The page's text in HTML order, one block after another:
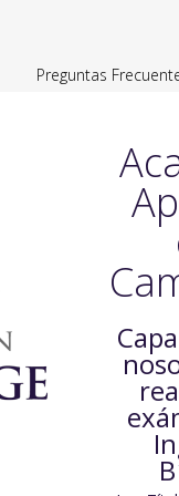
Preguntas